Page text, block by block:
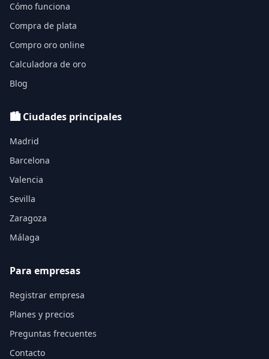
Cómo funciona
Compra de plata
Compro oro online
Calculadora de oro
Blog
🏙️ Ciudades principales
Madrid
Barcelona
Valencia
Sevilla
Zaragoza
Málaga
Para empresas
Registrar empresa
Planes y precios
Preguntas frecuentes
Contacto